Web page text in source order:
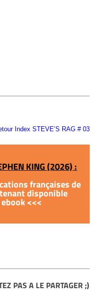
Index STEVE’S RAG # 03
KING (2026) :
françaises de
disponible
<<<
PAS A LE PARTAGER ;)